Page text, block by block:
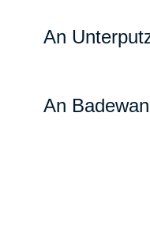
An Unterput
An